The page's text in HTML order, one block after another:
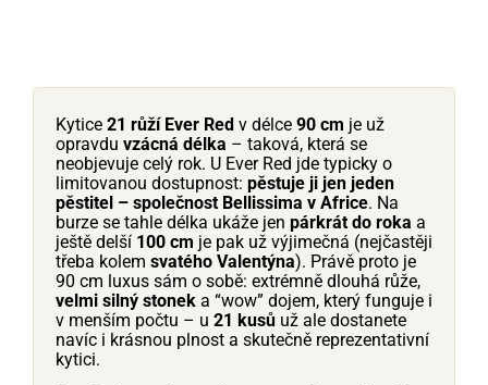
Kytice 21 růží Ever Red v délce 90 cm je už
opravdu vzácná délka – taková, která se
neobjevuje celý rok. U Ever Red jde typicky o
limitovanou dostupnost: pěstuje ji jen jeden
pěstitel – společnost Bellissima v Africe. Na
burze se tahle délka ukáže jen párkrát do roka a
ještě delší 100 cm je pak už výjimečná (nejčastěji
třeba kolem svatého Valentýna). Právě proto je
90 cm luxus sám o sobě: extrémně dlouhá růže,
velmi silný stonek a “wow” dojem, který funguje i
v menším počtu – u 21 kusů už ale dostanete
navíc i krásnou plnost a skutečně reprezentativní
kytici.